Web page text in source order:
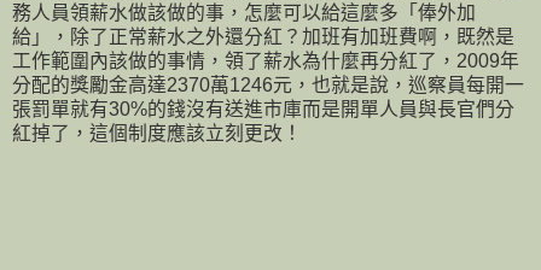
務人員領薪水做該做的事，怎麼可以給這麼多「俸外加
給」，除了正常薪水之外還分紅？加班有加班費啊，既然是
工作範圍內該做的事情，領了薪水為什麼再分紅了，2009年
分配的獎勵金高達2370萬1246元，也就是說，巡察員每開一
張罰單就有30%的錢沒有送進市庫而是開單人員與長官們分
紅掉了，這個制度應該立刻更改！